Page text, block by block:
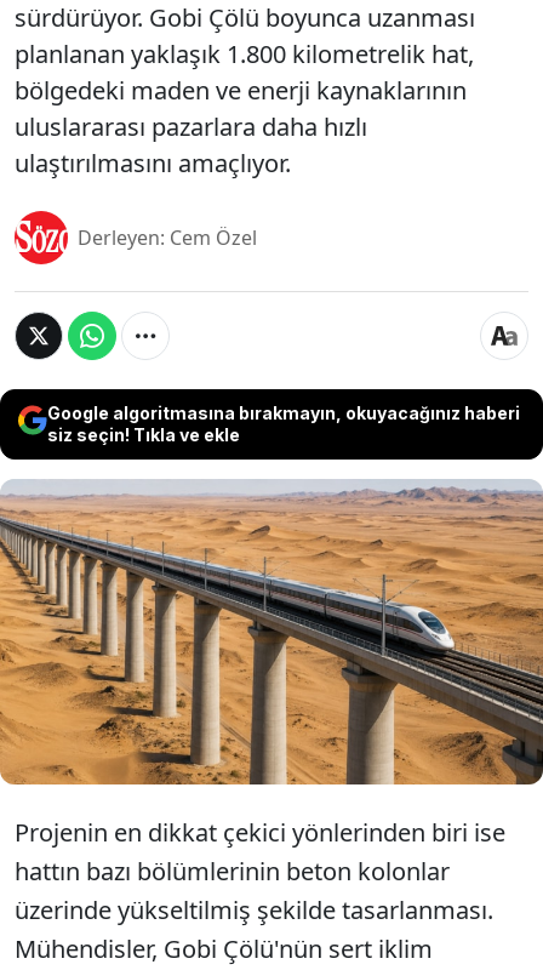
sürdürüyor. Gobi Çölü boyunca uzanması
planlanan yaklaşık 1.800 kilometrelik hat,
bölgedeki maden ve enerji kaynaklarının
uluslararası pazarlara daha hızlı
ulaştırılmasını amaçlıyor.
Derleyen: Cem Özel
Google algoritmasına bırakmayın, okuyacağınız haberi
siz seçin! Tıkla ve ekle
Çin, Moğolistan ve Rusya arasındaki ticaret
trafiğini hızlandırmayı hedefleyen dev bir
demiryolu koridoru için hazırlıklarını sürdürüyor.
Gobi Çölü boyunca uzanması planlanan yaklaşık
1.800 kilometrelik hat, bölgedeki maden ve enerji
kaynaklarının uluslararası pazarlara daha hızlı
ulaştırılmasını amaçlıyor.
Projenin en dikkat çekici yönlerinden biri ise
hattın bazı bölümlerinin beton kolonlar
üzerinde yükseltilmiş şekilde tasarlanması.
Mühendisler, Gobi Çölü'nün sert iklim